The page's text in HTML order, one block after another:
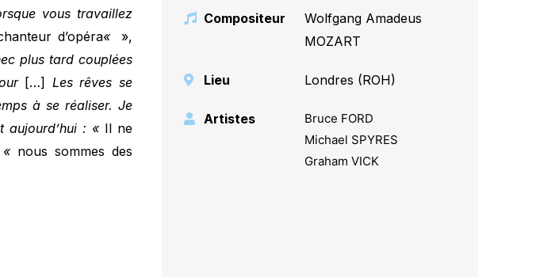
vous travaillez
d’opéra«
»,
plus tard couplées
[…] Les rêves se
à se réaliser. Je
aujourd’hui : « Il ne
nous sommes des
Compositeur
Wolfgang Amadeus
MOZART
Lieu Londres (ROH)
Artistes
Bruce FORD
Michael SPYRES
Graham VICK